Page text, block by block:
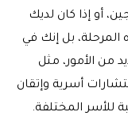
أو إذا كان لديك
بل إنك في
من الأمور، مثل
أسرية وإتقان
للأسر المختلفة.